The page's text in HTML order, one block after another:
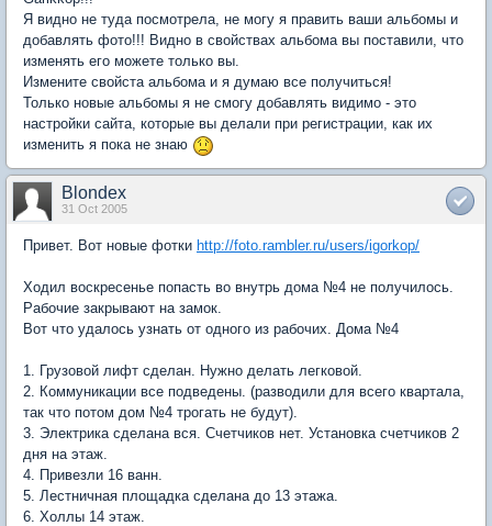
Я видно не туда посмотрела, не могу я править ваши альбомы и
добавлять фото!!! Видно в свойствах альбома вы поставили, что
изменять его можете только вы.
Измените свойста альбома и я думаю все получиться!
Только новые альбомы я не смогу добавлять видимо - это
настройки сайта, которые вы делали при регистрации, как их
изменить я пока не знаю
Blondex
31 Oct 2005
Привет. Вот новые фотки http://foto.rambler.ru/users/igorkop/
Ходил воскресенье попасть во внутрь дома №4 не получилось.
Рабочие закрывают на замок.
Вот что удалось узнать от одного из рабочих. Дома №4
1. Грузовой лифт сделан. Нужно делать легковой.
2. Коммуникации все подведены. (разводили для всего квартала,
так что потом дом №4 трогать не будут).
3. Электрика сделана вся. Счетчиков нет. Установка счетчиков 2
дня на этаж.
4. Привезли 16 ванн.
5. Лестничная площадка сделана до 13 этажа.
6. Холлы 14 этаж.